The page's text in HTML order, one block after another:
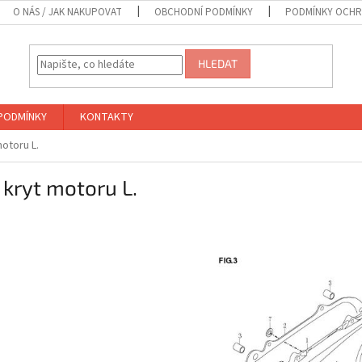
O NÁS / JAK NAKUPOVAT OBCHODNÍ PODMÍNKY PODMÍNKY
HLEDAT
KONTAKTY
L.
motoru L.